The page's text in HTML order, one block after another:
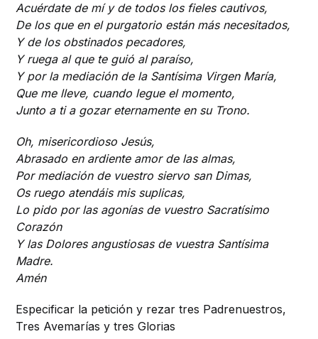
Acuérdate de mí y de todos los fieles cautivos,
De los que en el purgatorio están más necesitados,
Y de los obstinados pecadores,
Y ruega al que te guió al paraíso,
Y por la mediación de la Santísima Virgen María,
Que me lleve, cuando legue el momento,
Junto a ti a gozar eternamente en su Trono.
Oh, misericordioso Jesús,
Abrasado en ardiente amor de las almas,
Por mediación de vuestro siervo san Dimas,
Os ruego atendáis mis suplicas,
Lo pido por las agonías de vuestro Sacratísimo
Corazón
Y las Dolores angustiosas de vuestra Santísima
Madre.
Amén
Especificar la petición y rezar tres Padrenuestros,
Tres Avemarías y tres Glorias